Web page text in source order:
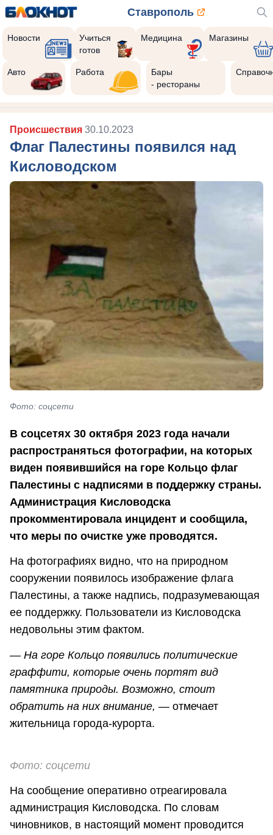
Ставрополь
Новости
Учиться
готов
Медицина Магазины
Авто Работа
Бары
- рестораны
Происшествия 30.10.2023
Флаг Палестины появился над
Кисловодском
Фото: соцсети
В соцсетях 30 октября 2023 года начали
распространяться фотографии, на которых
виден появившийся на горе Кольцо флаг
Палестины с надписями в поддержку страны.
Администрация Кисловодска
прокомментировала инцидент и сообщила,
что меры по очистке уже проводятся.
На фотографиях видно, что на природном
сооружении появилось изображение флага
Палестины, а также надпись, подразумевающая
ее поддержку. Пользователи из Кисловодска
недовольны этим фактом.
— На горе Кольцо появились политические
граффити, которые очень портят вид
памятника природы. Возможно, стоит
обратить на них внимание, — отмечает
жительница города-курорта.
Фото: соцсети
На сообщение оперативно отреагировала
администрация Кисловодска. По словам
чиновников, в настоящий момент проводится